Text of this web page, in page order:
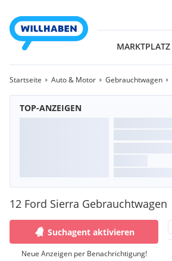
MARKTPLATZ
Startseite Auto & Motor Gebrauchtwagen
TOP-ANZEIGEN
12 Ford Sierra Gebrauchtwagen
Suchagent aktivieren
Neue Anzeigen per Benachrichtigung!